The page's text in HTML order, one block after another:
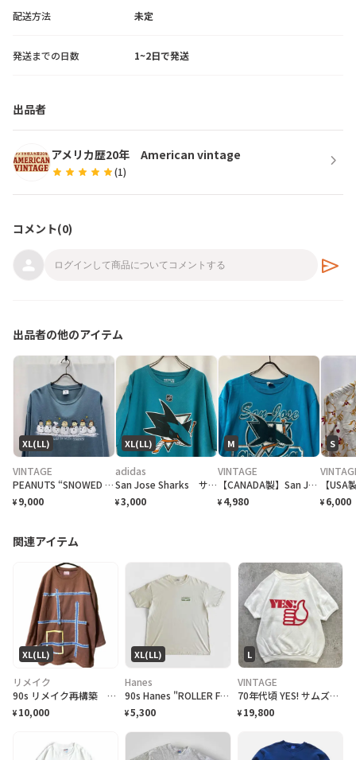
配送方法 未定
発送までの日数 1~2日で発送
出品者
アメリカ歴20年 American vintage
star star star star star(1) chevron_right
コメント(0)
send
出品者の他のアイテム
XL(LL)
VINTAGE
PEANUTS “SNOWED IN WITH FRIENDS” ロングスリーブTシャツ DELTA
¥ 9,000
XL(LL)
adidas
San Jose Sharks サンノゼ・シャークス NHL ロゴTシャツ
¥3,000
M
VINTAGE
【CANADA製】San Jose Sharks NHL ロゴTシャツ Tee
¥ 4,980
S
¥ 6,000
関連アイテム
XL(LL)
リメイク
90s リメイク再構築 ゆるだぼ リストスリーブ ギャラクシーアートスウェット
¥ 10,000
XL(LL)
Hanes
90s Hanes "ROLLER FROG LIFEFORMS International" T-Shirt ライフフォームズ ローラーフロッグ Tシャツ [XL]
¥5,300
L
VINTAGE
70年代頃 YES! サムズアップ 半袖スウェットシャツ メンズL相当 ラッセル製 WPL7232 古着 70s VINTAGE ヴィンテージ アメカジ ビンスウェ ヴィンスウェ 半スウェ ラグラン 白色
¥ 19,800